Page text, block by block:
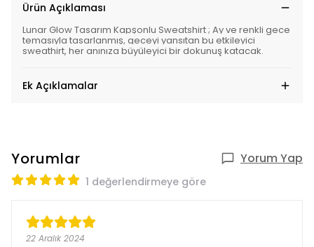
Ürün Açıklaması
Lunar Glow Tasarım Kapşonlu Sweatshirt; Ay ve renkli gece
temasıyla tasarlanmış, geceyi yansıtan bu etkileyici
sweathirt, her anınıza büyüleyici bir dokunuş katacak.
Ek Açıklamalar
Yorumlar Yorum Yap
1 değerlendirmeye göre
22 Aralık 2024